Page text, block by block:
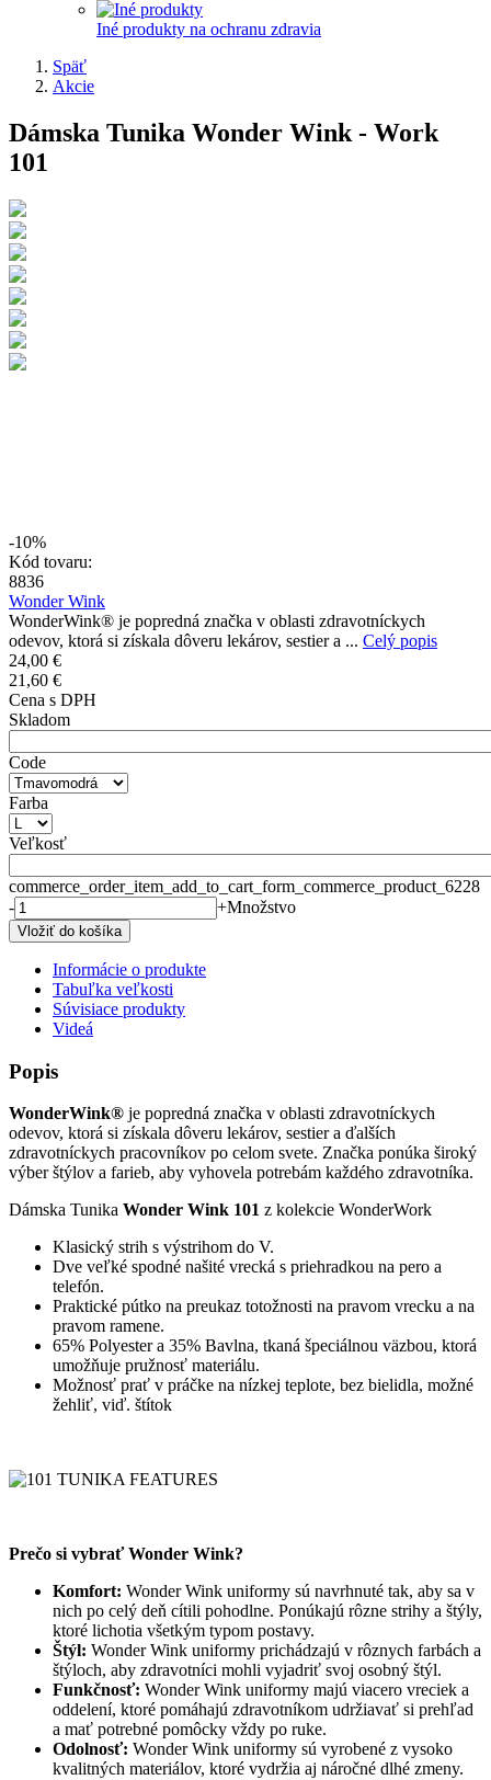
Iné produkty na ochranu zdravia
Späť
Akcie
Dámska Tunika Wonder Wink - Work
101
-10%
Kód tovaru:
8836
Wonder Wink
WonderWink® je popredná značka v oblasti zdravotníckych
odevov, ktorá si získala dôveru lekárov, sestier a ... Celý popis
24,00 €
21,60 €
Cena s DPH
Skladom
Code
Farba
Veľkosť
commerce_order_item_add_to_cart_form_commerce_product_6228
-
+Množstvo
Informácie o produkte
Tabuľka veľkosti
Súvisiace produkty
Videá
Popis
WonderWink® je popredná značka v oblasti zdravotníckych
odevov, ktorá si získala dôveru lekárov, sestier a ďalších
zdravotníckych pracovníkov po celom svete. Značka ponúka široký
výber štýlov a farieb, aby vyhovela potrebám každého zdravotníka.
Dámska Tunika Wonder Wink 101 z kolekcie WonderWork
Klasický strih s výstrihom do V.
Dve veľké spodné našité vrecká s priehradkou na pero a
telefón.
Praktické pútko na preukaz totožnosti na pravom vrecku a na
pravom ramene.
65% Polyester a 35% Bavlna, tkaná špeciálnou väzbou, ktorá
umožňuje pružnosť materiálu.
Možnosť prať v práčke na nízkej teplote, bez bielidla, možné
žehliť, viď. štítok
Prečo si vybrať Wonder Wink?
Komfort: Wonder Wink uniformy sú navrhnuté tak, aby sa v
nich po celý deň cítili pohodlne. Ponúkajú rôzne strihy a štýly,
ktoré lichotia všetkým typom postavy.
Štýl: Wonder Wink uniformy prichádzajú v rôznych farbách a
štýloch, aby zdravotníci mohli vyjadriť svoj osobný štýl.
Funkčnosť: Wonder Wink uniformy majú viacero vreciek a
oddelení, ktoré pomáhajú zdravotníkom udržiavať si prehľad
a mať potrebné pomôcky vždy po ruke.
Odolnosť: Wonder Wink uniformy sú vyrobené z vysoko
kvalitných materiálov, ktoré vydržia aj náročné dlhé zmeny.